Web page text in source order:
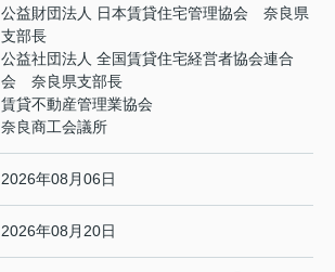
公益財団法人 日本賃貸住宅管理協会 奈良県
支部長
公益社団法人 全国賃貸住宅経営者協会連合
会 奈良県支部長
賃貸不動産管理業協会
奈良商工会議所
2026年08月06日
2026年08月20日